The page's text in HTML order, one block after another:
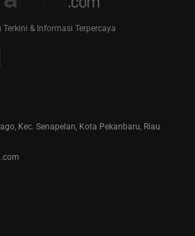
& Informasi Terpercaya
Kec. Senapelan, Kota Pekanbaru, Riau